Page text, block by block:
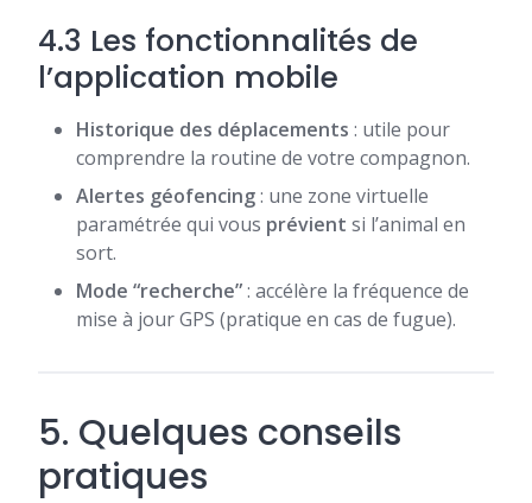
4.3 Les fonctionnalités de
l’application mobile
Historique des déplacements : utile pour
comprendre la routine de votre compagnon.
Alertes géofencing: une zone virtuelle
paramétrée qui vous prévient si l’animal en
sort.
Mode “recherche”: accélère la fréquence de
mise à jour GPS (pratique en cas de fugue).
5. Quelques conseils
pratiques